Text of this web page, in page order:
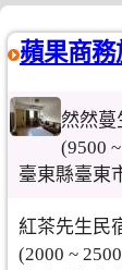
蘋果商
然然蔓
(9500
臺東縣臺東
紅茶先生民
(2000 ~